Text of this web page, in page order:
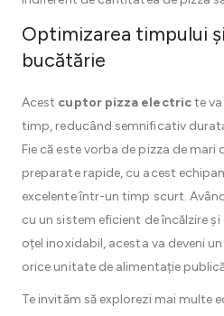
Optimizarea timpului
bucătărie
Acest cuptor pizza electricte va
timp, reducând semnificativ
Fie că este vorba de pizza de mari
preparate rapide, cu acest
excelente într-un timp scurt.
cu un sistem eficient de încălzire
oțel inoxidabil, acesta va deveni
orice unitate de alimentație
Te invităm să explorezi mai multe